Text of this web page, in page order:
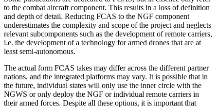
to the combat aircraft component. This results in a loss of definition
and depth of detail. Reducing FCAS to the NGF com­ponent
underestimates the complexity and scope of the project and neglects
relevant subcomponents such as the development of remote carriers,
i.e. the development of a technology for armed drones that are at
least semi-autonomous.
The actual form FCAS takes may differ across the different partner
nations, and the integrated platforms may vary. It is possible that in
the future, individual states will only use the inner circle with the
NGWS or only deploy the NGF or individual remote carriers in
their armed forces. Despite all these options, it is important that